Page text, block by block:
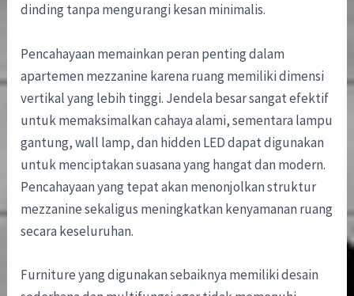
dinding tanpa mengurangi kesan minimalis.
Pencahayaan memainkan peran penting dalam
apartemen mezzanine karena ruang memiliki dimensi
vertikal yang lebih tinggi. Jendela besar sangat efektif
untuk memaksimalkan cahaya alami, sementara lampu
gantung, wall lamp, dan hidden LED dapat digunakan
untuk menciptakan suasana yang hangat dan modern.
Pencahayaan yang tepat akan menonjolkan struktur
mezzanine sekaligus meningkatkan kenyamanan ruang
secara keseluruhan.
Furniture yang digunakan sebaiknya memiliki desain